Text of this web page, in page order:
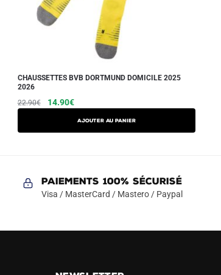
CHAUSSETTES BVB DORTMUND DOMICILE 2025
2026
22.90€
Le
14.90€Le
Ajouter au panier
Paiements 100% Sécurisé
Visa / MasterCard / Mastero / Paypal